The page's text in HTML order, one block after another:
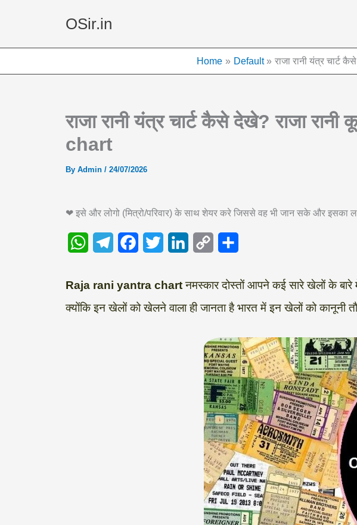
OSir.in
Home Default राजा रानी यंत्र
राजा रानी यंत्र चार्ट कैसे देखे? राजा
chart
By Admin / 24/07/2026
❤ इसे और लोगो (मित्रो/परिवार) के साथ शेयर करे जिससे वह भी जान सके और इसका
W
a
t
e
c
e
i
t
n
k
p
y
i
n
k
a
r
Raja rani yantra chartनमस्कार दोस्तों आपने कई सारे खेलों के बारे
क्योंकि इन खेलों को खेलने वाला ही जानता है भारत में इन खेलों को कानूनी